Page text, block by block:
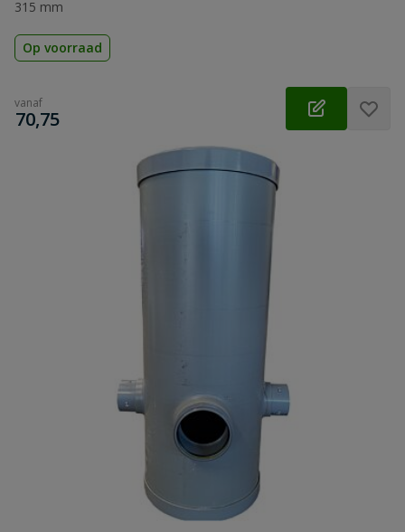
315 mm
Op voorraad
vanaf
€
70,75